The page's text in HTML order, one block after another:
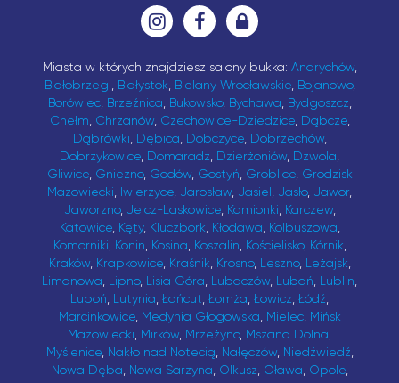
Miasta w których znajdziesz salony bukka: Andrychów,
Białobrzegi, Białystok, Bielany Wrocławskie, Bojanowo,
Borówiec, Brzeźnica, Bukowsko, Bychawa, Bydgoszcz,
Chełm, Chrzanów, Czechowice-Dziedzice, Dąbcze,
Dąbrówki, Dębica, Dobczyce, Dobrzechów,
Dobrzykowice, Domaradz, Dzierżoniów, Dzwola,
Gliwice, Gniezno, Godów, Gostyń, Groblice, Grodzisk
Mazowiecki, Iwierzyce, Jarosław, Jasiel, Jasło, Jawor,
Jaworzno, Jelcz-Laskowice, Kamionki, Karczew,
Katowice, Kęty, Kluczbork, Kłodawa, Kolbuszowa,
Komorniki, Konin, Kosina, Koszalin, Kościelisko, Kórnik,
Kraków, Krapkowice, Kraśnik, Krosno, Leszno, Leżajsk,
Limanowa, Lipno, Lisia Góra, Lubaczów, Lubań, Lublin,
Luboń, Lutynia, Łańcut, Łomża, Łowicz, Łódź,
Marcinkowice, Medynia Głogowska, Mielec, Mińsk
Mazowiecki, Mirków, Mrzeżyno, Mszana Dolna,
Myślenice, Nakło nad Notecią, Nałęczów, Niedźwiedź,
Nowa Dęba, Nowa Sarzyna, Olkusz, Oława, Opole,